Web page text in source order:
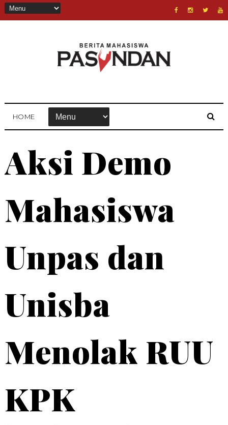
HOME
Aksi Demo
Mahasiswa
Unpas dan
Unisba
Menolak RUU
KPK